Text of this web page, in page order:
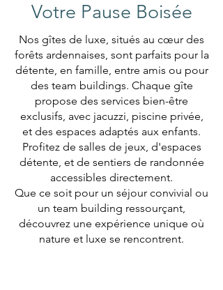
Votre Pause Boisée
Nos gîtes de luxe, situés au cœur des
forêts ardennaises, sont parfaits pour la
détente, en famille, entre amis ou pour
des team buildings. Chaque gîte
propose des services bien-être
exclusifs, avec jacuzzi, piscine privée,
et des espaces adaptés aux enfants.
Profitez de salles de jeux, d'espaces
détente, et de sentiers de randonnée
accessibles directement.
Que ce soit pour un séjour convivial ou
un team building ressourçant,
découvrez une expérience unique où
nature et luxe se rencontrent.